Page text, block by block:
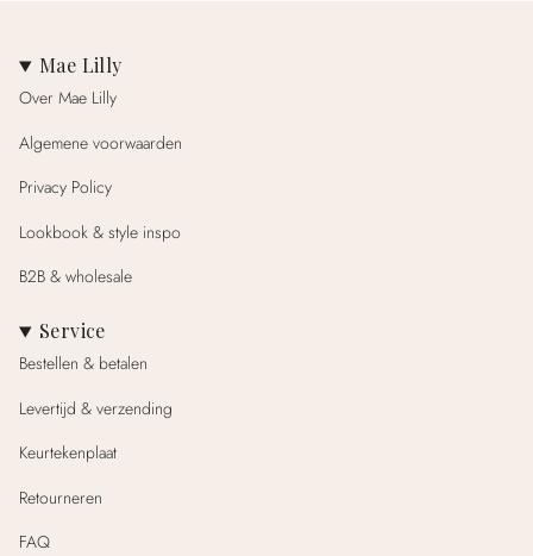
Mae Lilly
Over Mae Lilly
Algemene voorwaarden
Privacy Policy
Lookbook & style inspo
B2B & wholesale
Service
Bestellen & betalen
Levertijd & verzending
Keurtekenplaat
Retourneren
FAQ